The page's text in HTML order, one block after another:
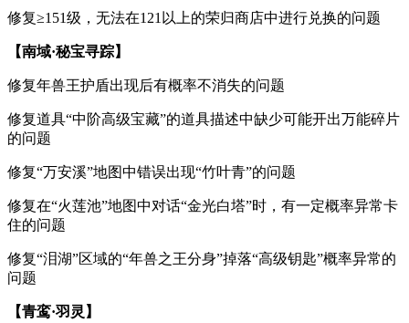
修复≥151级，无法在121以上的荣归商店中进行兑换的问题
【南域·秘宝寻踪】
修复年兽王护盾出现后有概率不消失的问题
修复道具“中阶高级宝藏”的道具描述中缺少可能开出万能碎片
的问题
修复“万安溪”地图中错误出现“竹叶青”的问题
修复在“火莲池”地图中对话“金光白塔”时，有一定概率异常卡
住的问题
修复“泪湖”区域的“年兽之王分身”掉落“高级钥匙”概率异常的
问题
【青鸾·羽灵】